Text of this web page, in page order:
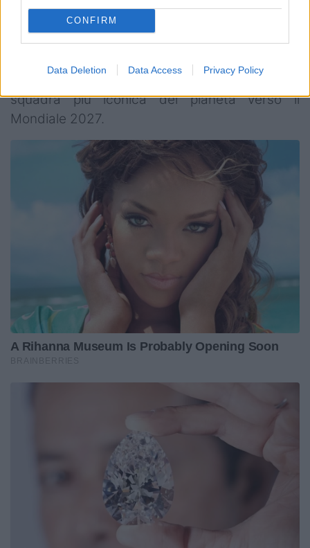
CONFIRM
Data Deletion Data Access Privacy Policy
Il futuro degli All Blacks si apre ora con una
nuova fase di transizione, mentre il mondo del
rugby attende di conoscere il nome del
prossimo allenatore chiamato a guidare la
squadra più iconica del pianeta verso il
Mondiale 2027.